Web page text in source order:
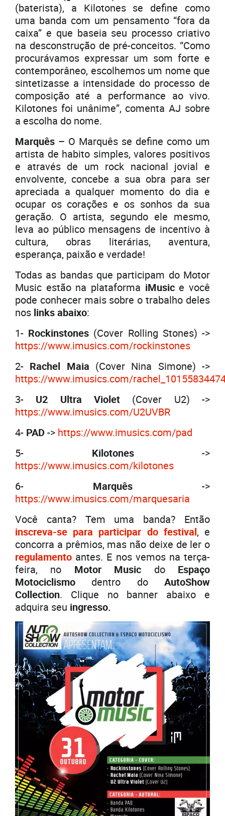
(baterista), a Kilotones se define como
uma banda com um pensamento “fora da
caixa” e que baseia seu processo criativo
na desconstrução de pré-conceitos. “Como
procurávamos expressar um som forte e
contemporâneo, escolhemos um nome que
sintetizasse a intensidade do processo de
composição até a performance ao vivo.
Kilotones foi unânime”, comenta AJ sobre
a escolha do nome.
Marquês – O Marquês se define como um
artista de habito simples, valores positivos
e através de um rock nacional jovial e
envolvente, concebe a sua obra para ser
apreciada a qualquer momento do dia e
ocupar os corações e os sonhos da sua
geração. O artista, segundo ele mesmo,
leva ao público mensagens de incentivo à
cultura, obras literárias, aventura,
esperança, paixão e verdade!
Todas as bandas que participam do Motor
Music estão na plataforma iMusice você
pode conhecer mais sobre o trabalho deles
nos links abaixo:
1- Rockinstones (Cover Rolling Stones) ->
https://www.imusics.com/rockinstones
2- Rachel Maia (Cover Nina Simone) ->
https://www.imusics.com/
3- U2 Ultra Violet (Cover U2) ->
https://www.imusics.com/U2UVBR
4- PAD-> https://www.imusics.com/pad
5- Kilotones->
https://www.imusics.com/kilotones
6- Marquês ->
https://www.imusics.com/marquesaria
Você canta? Tem uma banda? Então
inscreva-se para participar do festival, e
concorra a prêmios, mas não deixe de ler o
regulamento antes. E nos vemos na terça-
feira, no Motor Music do Espaço
Motociclismo dentro do AutoShow
Collection. Clique no banner abaixo e
adquira seu ingresso.